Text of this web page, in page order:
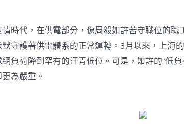
情時代，在供電部分，像周毅如許苦守職位的職
守護著供電體系的正常運轉。3月以來，上海
負荷降到罕有的汗青低位。可是，如許的“低負
為嚴重。